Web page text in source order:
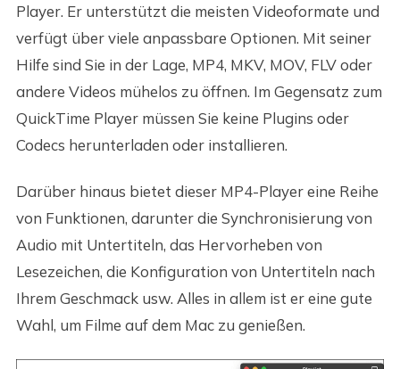
Player. Er unterstützt die meisten Videoformate und
verfügt über viele anpassbare Optionen. Mit seiner
Hilfe sind Sie in der Lage, MP4, MKV, MOV, FLV oder
andere Videos mühelos zu öffnen. Im Gegensatz zum
QuickTime Player müssen Sie keine Plugins oder
Codecs herunterladen oder installieren.
Darüber hinaus bietet dieser MP4-Player eine Reihe
von Funktionen, darunter die Synchronisierung von
Audio mit Untertiteln, das Hervorheben von
Lesezeichen, die Konfiguration von Untertiteln nach
Ihrem Geschmack usw. Alles in allem ist er eine gute
Wahl, um Filme auf dem Mac zu genießen.